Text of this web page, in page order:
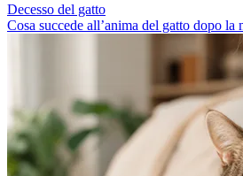
Decesso del gatto
Cosa succede all’anima del gatto dopo la